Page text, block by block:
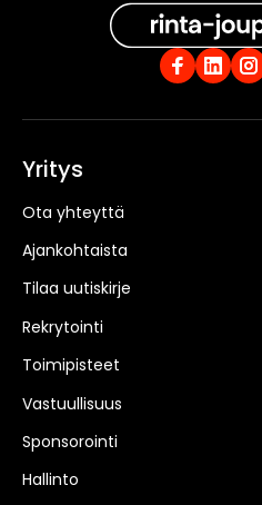
Yritys
Ota yhteyttä
Ajankohtaista
Tilaa uutiskirje
Rekrytointi
Toimipisteet
Vastuullisuus
Sponsorointi
Hallinto